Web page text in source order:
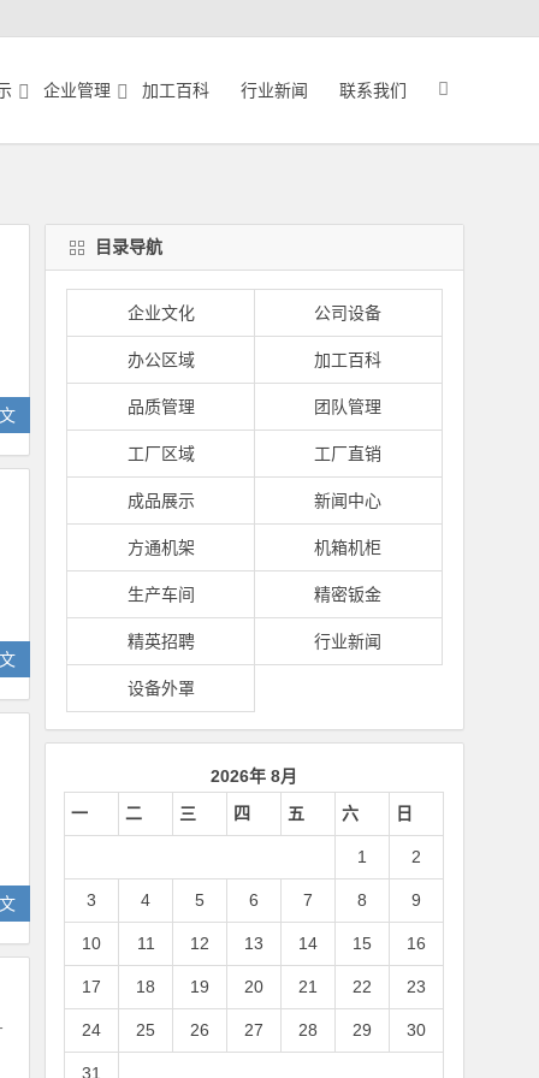
企业管理 加工百科 行业新闻 联系我们
目录导航
企业文化 公司设备
办公区域 加工百科
品质管理 团队管理
工厂区域 工厂直销
成品展示 新闻中心
方通机架 机箱机柜
生产车间 精密钣金
精英招聘 行业新闻
设备外罩
2026年 8月
一
二 三 四 五 六 日
1 2
3 4 5 6 7 8 9
10 11 12 13 14 15 16
17 18 19 20 21 22 23
24 25 26 27 28 29 30
31